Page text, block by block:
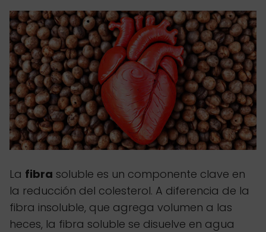
La fibra soluble es un componente clave en
la reducción del colesterol. A diferencia de la
fibra insoluble, que agrega volumen a las
heces, la fibra soluble se disuelve en agua